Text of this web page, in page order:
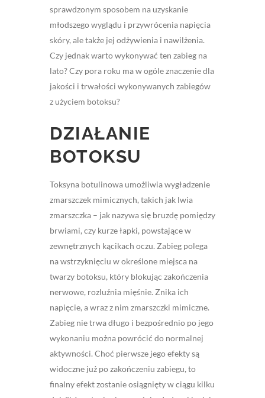
sprawdzonym sposobem na uzyskanie
młodszego wyglądu i przywrócenia napięcia
skóry, ale także jej odżywienia i nawilżenia.
Czy jednak warto wykonywać ten zabieg na
lato? Czy pora roku ma w ogóle znaczenie dla
jakości i trwałości wykonywanych zabiegów
z użyciem botoksu?
DZIAŁANIE
BOTOKSU
Toksyna botulinowa umożliwia wygładzenie
zmarszczek mimicznych, takich jak lwia
zmarszczka – jak nazywa się bruzdę pomiędzy
brwiami, czy kurze łapki, powstające w
zewnętrznych kącikach oczu. Zabieg polega
na wstrzyknięciu w określone miejsca na
twarzy botoksu, który blokując zakończenia
nerwowe, rozluźnia mięśnie. Znika ich
napięcie, a wraz z nim zmarszczki mimiczne.
Zabieg nie trwa długo i bezpośrednio po jego
wykonaniu można powrócić do normalnej
aktywności. Choć pierwsze jego efekty są
widoczne już po zakończeniu zabiegu, to
finalny efekt zostanie osiągnięty w ciągu kilku